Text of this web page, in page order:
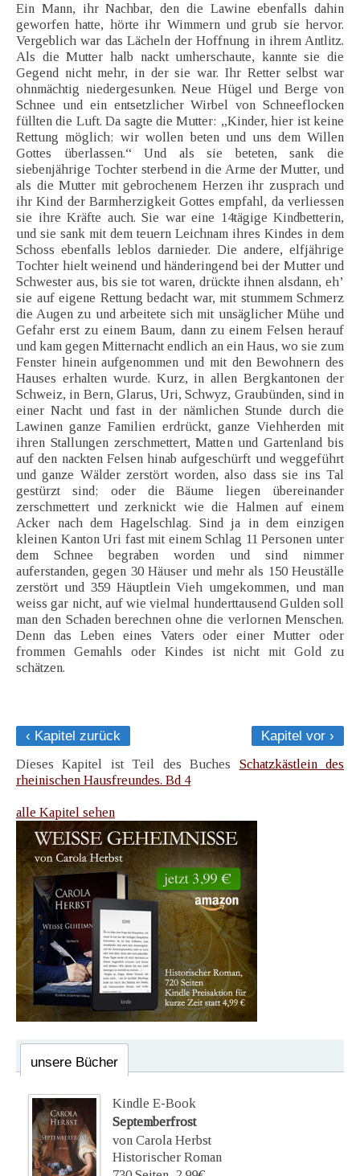
Ein Mann, ihr Nachbar, den die Lawine ebenfalls dahin
geworfen hatte, hörte ihr Wimmern und grub sie hervor.
Vergeblich war das Lächeln der Hoffnung in ihrem Antlitz.
Als die Mutter halb nackt umherschaute, kannte sie die
Gegend nicht mehr, in der sie war. Ihr Retter selbst war
ohnmächtig niedergesunken. Neue Hügel und Berge von
Schnee und ein entsetzlicher Wirbel von Schneeflocken
füllten die Luft. Da sagte die Mutter: „Kinder, hier ist keine
Rettung möglich; wir wollen beten und uns dem Willen
Gottes überlassen.“ Und als sie beteten, sank die
siebenjährige Tochter sterbend in die Arme der Mutter, und
als die Mutter mit gebrochenem Herzen ihr zusprach und
ihr Kind der Barmherzigkeit Gottes empfahl, da verliessen
sie ihre Kräfte auch. Sie war eine 14tägige Kindbetterin,
und sie sank mit dem teuern Leichnam ihres Kindes in dem
Schoss ebenfalls leblos darnieder. Die andere, elfjährige
Tochter hielt weinend und händeringend bei der Mutter und
Schwester aus, bis sie tot waren, drückte ihnen alsdann, eh’
sie auf eigene Rettung bedacht war, mit stummem Schmerz
die Augen zu und arbeitete sich mit unsäglicher Mühe und
Gefahr erst zu einem Baum, dann zu einem Felsen herauf
und kam gegen Mitternacht endlich an ein Haus, wo sie zum
Fenster hinein aufgenommen und mit den Bewohnern des
Hauses erhalten wurde. Kurz, in allen Bergkantonen der
Schweiz, in Bern, Glarus, Uri, Schwyz, Graubünden, sind in
einer Nacht und fast in der nämlichen Stunde durch die
Lawinen ganze Familien erdrückt, ganze Viehherden mit
ihren Stallungen zerschmettert, Matten und Gartenland bis
auf den nackten Felsen hinab aufgeschürft und weggeführt
und ganze Wälder zerstört worden, also dass sie ins Tal
gestürzt sind; oder die Bäume liegen übereinander
zerschmettert und zerknickt wie die Halmen auf einem
Acker nach dem Hagelschlag. Sind ja in dem einzigen
kleinen Kanton Uri fast mit einem Schlag 11 Personen unter
dem Schnee begraben worden und sind nimmer
auferstanden, gegen 30 Häuser und mehr als 150 Heuställe
zerstört und 359 Häuptlein Vieh umgekommen, und man
weiss gar nicht, auf wie vielmal hunderttausend Gulden soll
man den Schaden berechnen ohne die verlornen Menschen.
Denn das Leben eines Vaters oder einer Mutter oder
frommen Gemahls oder Kindes ist nicht mit Gold zu
schätzen.
‹ Kapitel zurück
Kapitel vor ›
Dieses Kapitel ist Teil des Buches Schatzkästlein des
rheinischen Hausfreundes. Bd 4
alle Kapitel sehen
unsere Bücher
Kindle E-Book
Septemberfrost
von Carola Herbst
Historischer Roman